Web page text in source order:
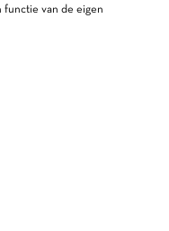
van de eigen